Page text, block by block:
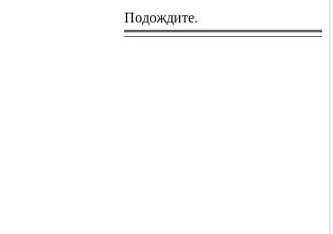
Подождите.